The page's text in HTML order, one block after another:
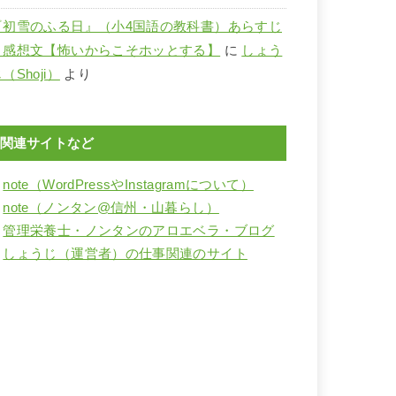
初雪のふる日』（小4国語の教科書）あらすじ
感想文【怖いからこそホッとする】
に しょう
Shoji）
より
関連サイトなど
note（WordPressやInstagramについて）
note（ノンタン@信州・山暮らし）
管理栄養士・ノンタンのアロエベラ・ブログ
しょうじ（運営者）の仕事関連のサイト